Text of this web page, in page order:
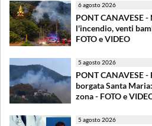
6 agosto 2026
PONT CANAVESE
l'incendio, venti
FOTO e VIDEO
5 agosto 2026
PONT CANAVESE
borgata Santa
zona - FOTO e
5 agosto 2026